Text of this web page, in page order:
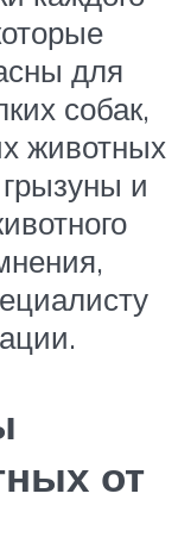
для
собак,
животных
и
от